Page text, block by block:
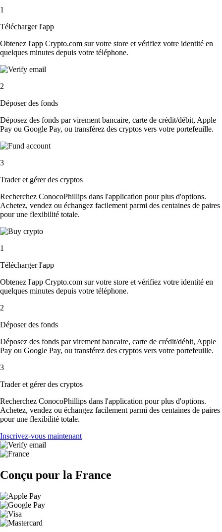
1
Télécharger l'app
Obtenez l'app Crypto.com sur votre store et vérifiez votre identité en
quelques minutes depuis votre téléphone.
2
Déposer des fonds
Déposez des fonds par virement bancaire, carte de crédit/débit, Apple
Pay ou Google Pay, ou transférez des cryptos vers votre portefeuille.
3
Trader et gérer des cryptos
Recherchez ConocoPhillips dans l'application pour plus d'options.
Achetez, vendez ou échangez facilement parmi des centaines de paires
pour une flexibilité totale.
1
Télécharger l'app
Obtenez l'app Crypto.com sur votre store et vérifiez votre identité en
quelques minutes depuis votre téléphone.
2
Déposer des fonds
Déposez des fonds par virement bancaire, carte de crédit/débit, Apple
Pay ou Google Pay, ou transférez des cryptos vers votre portefeuille.
3
Trader et gérer des cryptos
Recherchez ConocoPhillips dans l'application pour plus d'options.
Achetez, vendez ou échangez facilement parmi des centaines de paires
pour une flexibilité totale.
Inscrivez-vous maintenant
Conçu pour la France